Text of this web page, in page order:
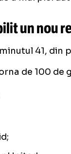
un nou
41,
de 100